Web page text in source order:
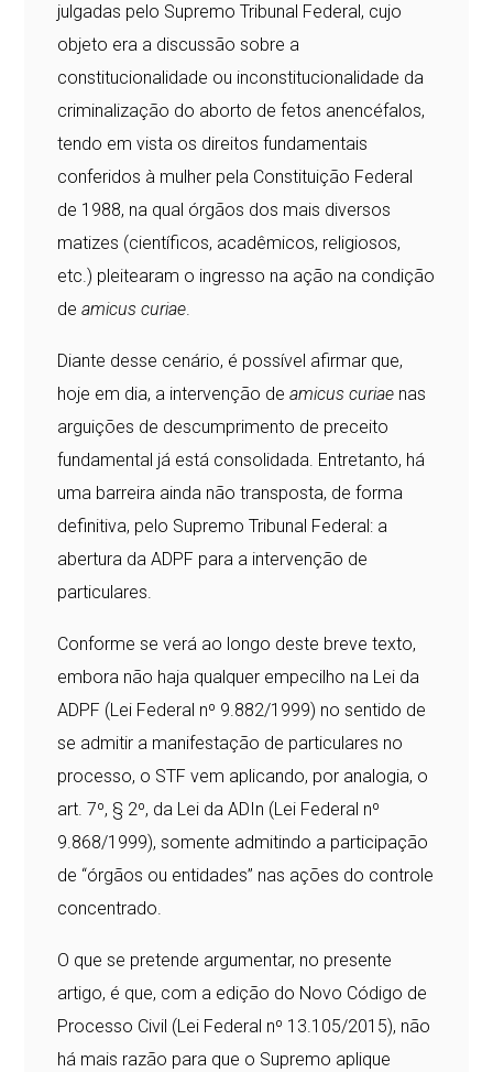
julgadas pelo Supremo Tribunal Federal, cujo
objeto era a discussão sobre a
constitucionalidade ou inconstitucionalidade da
criminalização do aborto de fetos anencéfalos,
tendo em vista os direitos fundamentais
conferidos à mulher pela Constituição Federal
de 1988, na qual órgãos dos mais diversos
matizes (científicos, acadêmicos, religiosos,
etc.) pleitearam o ingresso na ação na condição
deamicus curiae.
Diante desse cenário, é possível afirmar que,
hoje em dia, a intervenção deamicus curiae nas
arguições de descumprimento de preceito
fundamental já está consolidada. Entretanto, há
uma barreira ainda não transposta, de forma
definitiva, pelo Supremo Tribunal Federal: a
abertura da ADPF para a intervenção de
particulares.
Conforme se verá ao longo deste breve texto,
embora não haja qualquer empecilho na Lei da
ADPF (Lei Federal nº 9.882/1999) no sentido de
se admitir a manifestação de particulares no
processo, o STF vem aplicando, por analogia, o
art. 7º, § 2º, da Lei da ADIn (Lei Federal nº
9.868/1999), somente admitindo a participação
de “órgãos ou entidades” nas ações do controle
concentrado.
O que se pretende argumentar, no presente
artigo, é que, com a edição do Novo Código de
Processo Civil (Lei Federal nº 13.105/2015), não
há mais razão para que o Supremo aplique